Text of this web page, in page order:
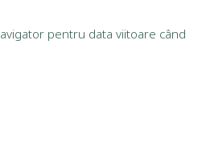
pentru data viitoare când